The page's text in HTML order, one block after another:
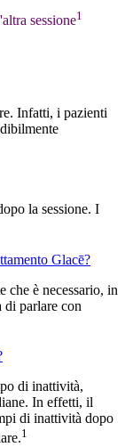
sessione1
Infatti, i pazienti
la sessione. I
Glacē?
che è necessario, in
di parlare con
di inattività,
In effetti, il
di inattività dopo
1